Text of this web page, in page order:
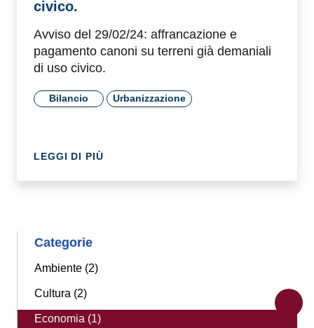
civico.
Avviso del 29/02/24: affrancazione e
pagamento canoni su terreni già demaniali
di uso civico.
Bilancio Urbanizzazione
LEGGI DI PIÙ
Categorie
Ambiente (2)
Cultura (2)
Economia (1)